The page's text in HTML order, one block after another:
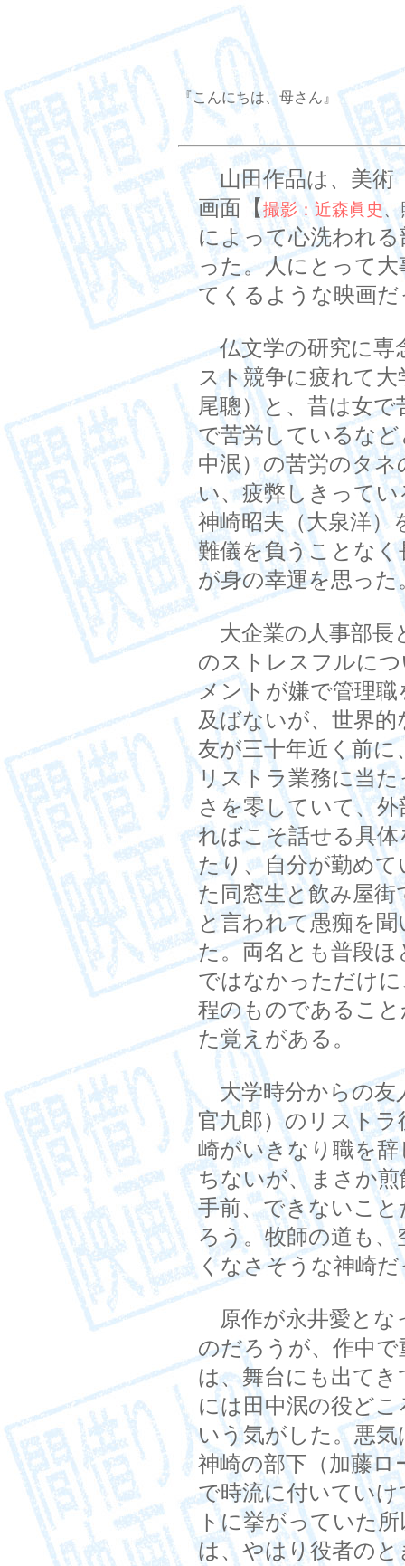
『こんにちは、母さん』
山田作品は、美術
画面【撮影：近森眞史、
によって心洗われ
った。人にとって
てくるような映画
仏文学の研究に専
スト競争に疲れて
尾聰）と、昔は女
で苦労しているな
中泯）の苦労のタ
い、疲弊しきって
神崎昭夫（大泉洋
難儀を負うことな
が身の幸運を思った
大企業の人事部長
のストレスフルに
メントが嫌で管理
及ばないが、世界
友が三十年近く前
リストラ業務に当
さを零していて、
ればこそ話せる具
たり、自分が勤め
た同窓生と飲み屋
と言われて愚痴を
た。両名とも普段
ではなかっただけ
程のものであるこ
た覚えがある。
大学時分からの友
官九郎）のリスト
崎がいきなり職を
ちないが、まさか
手前、できないこ
ろう。牧師の道も
くなさそうな神崎
原作が永井愛とな
のだろうが、作中
は、舞台にも出て
には田中泯の役ど
いう気がした。悪
神崎の部下（加藤ロ
で時流に付いてい
トに挙がっていた
は、やはり役者の